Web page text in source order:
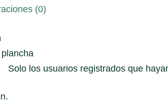
(0)
Solo los usuarios registrados que